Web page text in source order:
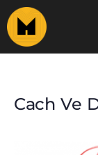
Cach Ve